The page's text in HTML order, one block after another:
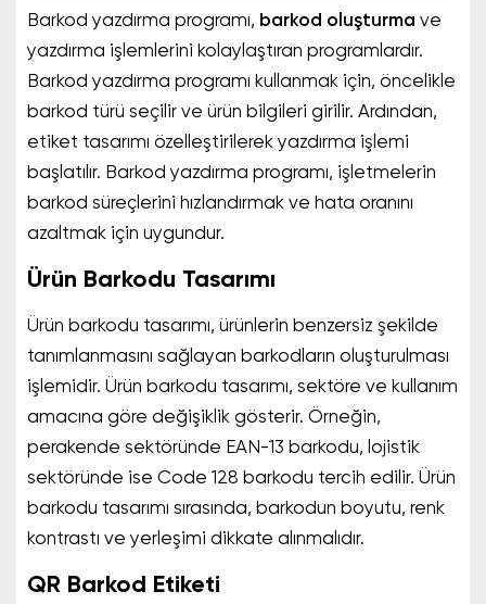
Barkod yazdırma programı, barkod oluşturma ve
yazdırma işlemlerini kolaylaştıran programlardır.
Barkod yazdırma programı kullanmak için, öncelikle
barkod türü seçilir ve ürün bilgileri girilir. Ardından,
etiket tasarımı özelleştirilerek yazdırma işlemi
başlatılır. Barkod yazdırma programı, işletmelerin
barkod süreçlerini hızlandırmak ve hata oranını
azaltmak için uygundur.
Ürün Barkodu Tasarımı
Ürün barkodu tasarımı, ürünlerin benzersiz şekilde
tanımlanmasını sağlayan barkodların oluşturulması
işlemidir. Ürün barkodu tasarımı, sektöre ve kullanım
amacına göre değişiklik gösterir. Örneğin,
perakende sektöründe EAN-13 barkodu, lojistik
sektöründe ise Code 128 barkodu tercih edilir. Ürün
barkodu tasarımı sırasında, barkodun boyutu, renk
kontrastı ve yerleşimi dikkate alınmalıdır.
QR Barkod Etiketi